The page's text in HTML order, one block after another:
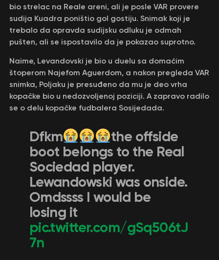
bio strelac na Reale areni, ali je posle VAR provere
sudija Кuadra poništio gol gostiju. Snimak koji je
trebalo da opravda sudijsku odluku je odmah
pušten, ali se ispostavilo da je pokazao suprotno.
Naime, Levandovski je bio u duelu sa domaćim
štoperom Najefom Aguerdom, a nakon pregleda VAR
snimka, Poljaku je presuđeno da mu je deo vrha
kopačke bio u nedozvoljenoj poziciji. A zapravo radilo
se o delu kopačke fudbalera Sosijedada.
Dfkm
the offside
boot belongs to the Real
Sociedad player.
Lewandowski was onside.
Omdssss I would be
losing it
pic.twitter.com/gSq506tJ
7n